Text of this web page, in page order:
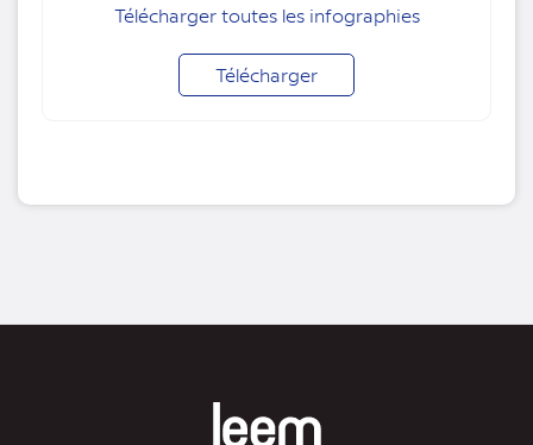
Télécharger toutes les infographies
Télécharger